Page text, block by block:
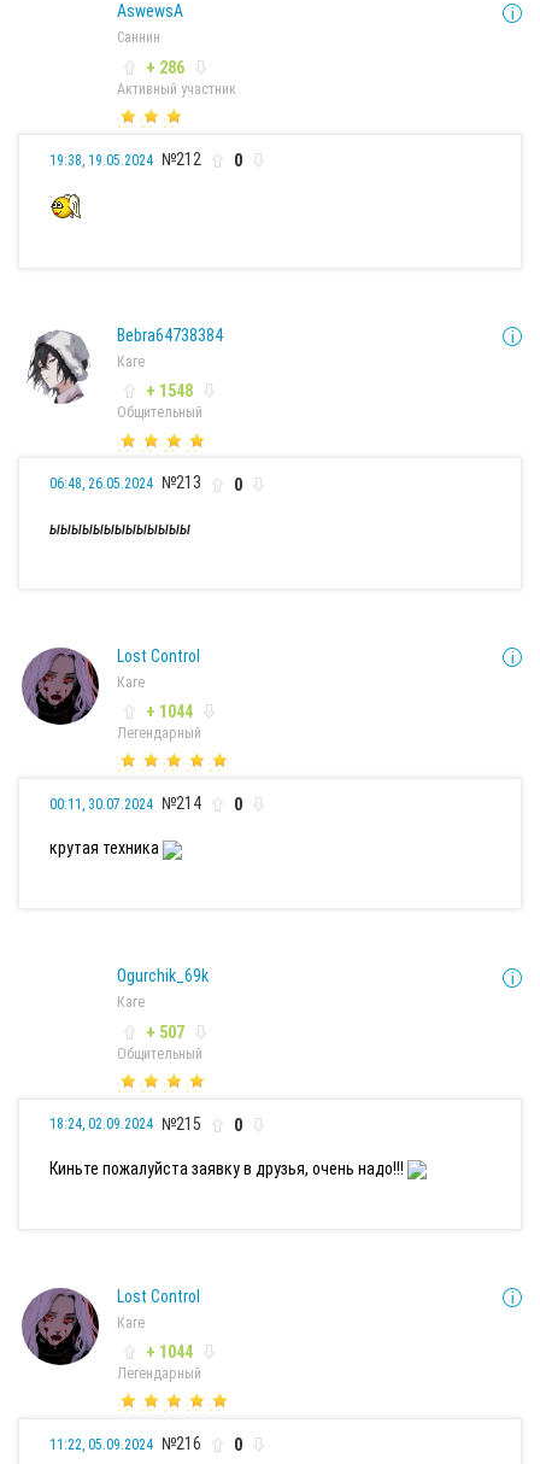
AswewsA
Саннин
+ 286
Активный участник
19:38, 19.05.2024 №212 0
Bebra64738384
Каге
+ 1548
Общительный
06:48, 26.05.2024 №213 0
ыыыыыыыыыыыыы
Lost Control
Каге
+ 1044
Легендарный
00:11, 30.07.2024 №214 0
крутая техника
Ogurchik_69k
Каге
+ 507
Общительный
18:24, 02.09.2024 №215 0
Киньте пожалуйста заявку в друзья, очень надо!!!
Lost Control
Каге
+ 1044
Легендарный
11:22, 05.09.2024 №216 0